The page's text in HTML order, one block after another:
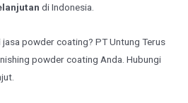
di Indonesia.
powder coating? PT Untung Terus
powder coating Anda. Hubungi